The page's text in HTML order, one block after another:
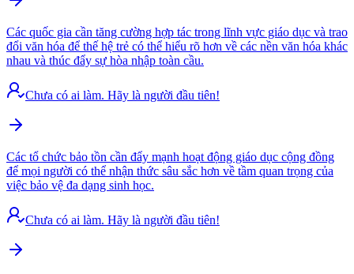
Các quốc gia cần tăng cường hợp tác trong lĩnh vực giáo dục và trao
đổi văn hóa để thế hệ trẻ có thể hiểu rõ hơn về các nền văn hóa khác
nhau và thúc đẩy sự hòa nhập toàn cầu.
Chưa có ai làm. Hãy là người đầu tiên!
Các tổ chức bảo tồn cần đẩy mạnh hoạt động giáo dục cộng đồng
để mọi người có thể nhận thức sâu sắc hơn về tầm quan trọng của
việc bảo vệ đa dạng sinh học.
Chưa có ai làm. Hãy là người đầu tiên!